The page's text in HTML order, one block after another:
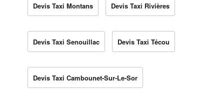
Devis Taxi Montans Devis Taxi Rivières
Devis Taxi Senouillac Devis Taxi Técou
Devis Taxi Cambounet-Sur-Le-Sor